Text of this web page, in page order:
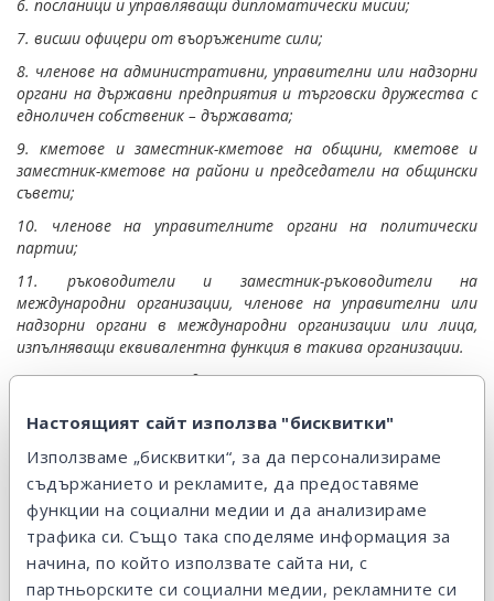
Настоящият сайт използва "бисквитки"
Използваме „бисквитки“, за да персонализираме
съдържанието и рекламите, да предоставяме
функции на социални медии и да анализираме
трафика си. Също така споделяме информация за
начина, по който използвате сайта ни, с
партньорските си социални медии, рекламните си
6. посланици и управляващи дипломатически мисии;
7. висши офицери от въоръжените сили;
8. членове на административни, управителни или надзорни
органи на държавни предприятия и търговски дружества с
едноличен собственик – държавата;
9. кметове и заместник-кметове на общини, кметове и
заместник-кметове на райони и председатели на общински
съвети;
10. членове на управителните органи на политически
партии;
11. ръководители и заместник-ръководители на
международни организации, членове на управителни или
надзорни органи в международни организации или лица,
изпълняващи еквивалентна функция в такива организации.
(3) Категориите, определени в ал. 2, т. 1 – 7, включват
институциите и органите на Европейския съюз и в
международни организации.
(4) Категориите, определени в ал. 2, т. 1 – 8, не включват
длъжностни лица на средно или по-ниско ниво.
(5) За целите на ал. 1 за „свързани лица“ се смятат:
1. съпрузите или лицата, които живеят във фактическо
съжителство на съпружески начала;